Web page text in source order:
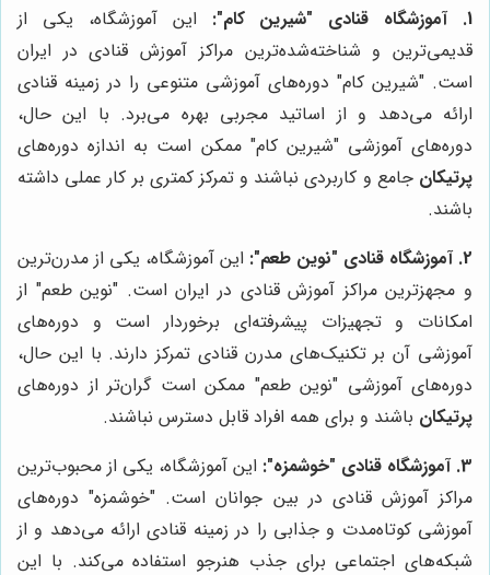
1. آموزشگاه قنادی "شیرین کام":
این آموزشگاه، یکی از
قدیمی‌ترین و شناخته‌شده‌ترین مراکز آموزش قنادی در ایران
است. "شیرین کام" دوره‌های آموزشی متنوعی را در زمینه قنادی
ارائه می‌دهد و از اساتید مجربی بهره می‌برد. با این حال،
دوره‌های آموزشی "شیرین کام" ممکن است به اندازه دوره‌های
پرتیکان جامع و کاربردی نباشند و تمرکز کمتری بر کار عملی داشته
باشند.
2. آموزشگاه قنادی "نوین طعم":
این آموزشگاه، یکی از مدرن‌ترین
و مجهزترین مراکز آموزش قنادی در ایران است. "نوین طعم" از
امکانات و تجهیزات پیشرفته‌ای برخوردار است و دوره‌های
آموزشی آن بر تکنیک‌های مدرن قنادی تمرکز دارند. با این حال،
دوره‌های آموزشی "نوین طعم" ممکن است گران‌تر از دوره‌های
پرتیکان باشند و برای همه افراد قابل دسترس نباشند.
3. آموزشگاه قنادی "خوشمزه":
این آموزشگاه، یکی از محبوب‌ترین
مراکز آموزش قنادی در بین جوانان است. "خوشمزه" دوره‌های
آموزشی کوتاه‌مدت و جذابی را در زمینه قنادی ارائه می‌دهد و از
شبکه‌های اجتماعی برای جذب هنرجو استفاده می‌کند. با این